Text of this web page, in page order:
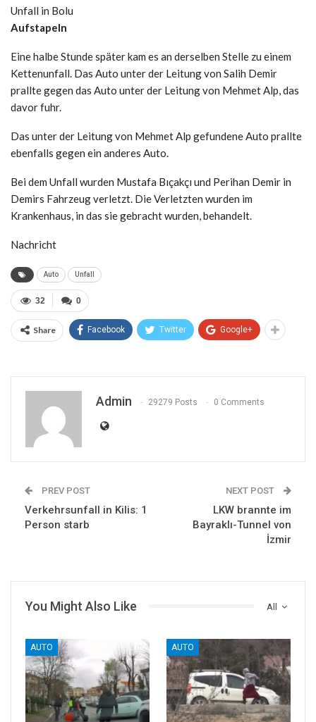
Unfall in Bolu
Aufstapeln
Eine halbe Stunde später kam es an derselben Stelle zu einem
Kettenunfall. Das Auto unter der Leitung von Salih Demir
prallte gegen das Auto unter der Leitung von Mehmet Alp, das
davor fuhr.
Das unter der Leitung von Mehmet Alp gefundene Auto prallte
ebenfalls gegen ein anderes Auto.
Bei dem Unfall wurden Mustafa Bıçakçı und Perihan Demir in
Demirs Fahrzeug verletzt. Die Verletzten wurden im
Krankenhaus, in das sie gebracht wurden, behandelt.
Nachricht
Auto Unfall
0
32
Share Facebook Twitter Google+
Admin 29279 Posts 0 Comments
PREV POST
Verkehrsunfall in Kilis: 1
Person starb
NEXT POST
LKW brannte im
Bayraklı-Tunnel von
İzmir
All
You Might Also Like
AUTO AUTO